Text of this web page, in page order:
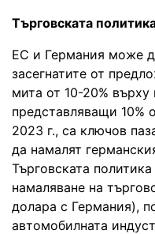
Търговската
ЕС и Германия може
засегнатите от
мита от 10-20%
представляващи 10%
2023 г., са ключов
да намалят
Търговската
намаляване на
долара с Германия),
автомобилната